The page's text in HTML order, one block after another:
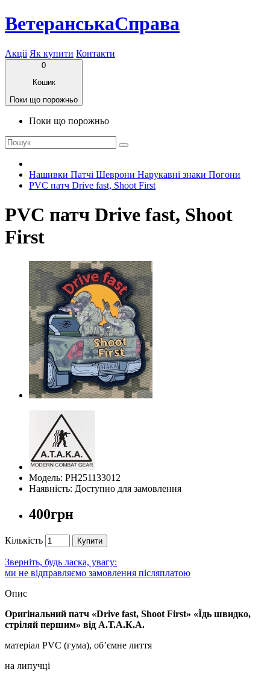
ВетеранськаСправа
Акції Як купити Контакти
0
Кошик
Поки що порожньо
Поки що порожньо
Нашивки Патчі Шеврони Нарукавні знаки Погони
PVC патч Drive fast, Shoot First
PVC патч Drive fast, Shoot
First
Модель: PH251133012
Наявність: Доступно для замовлення
400грн
Кількість Купити
Зверніть, будь ласка, увагу:
ми не відправляємо замовлення післяплатою
Опис
Оригінальний патч «Drive fast, Shoot First» «Їдь швидко,
стріляй першим» від А.Т.А.К.А.
матеріал PVC (гума), об’ємне лиття
на липучці